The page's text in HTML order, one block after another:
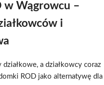
w Wągrowcu –
i
a działkowcy coraz
ROD jako alternatywę dla